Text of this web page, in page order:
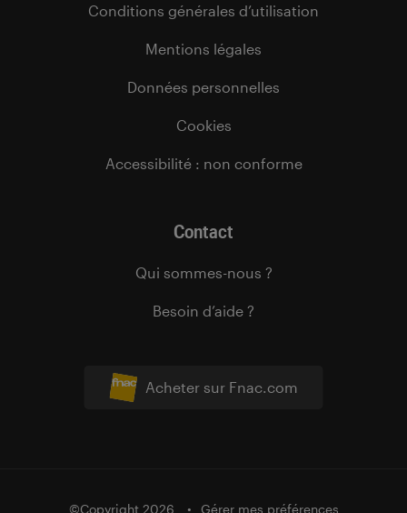
Acheter sur Fnac.com
Conditions générales d’utilisation
Mentions légales
Données personnelles
Cookies
Accessibilité : non conforme
Contact
Qui sommes-nous ?
Besoin d’aide ?
©Copyright 2026 Gérer mes préférences